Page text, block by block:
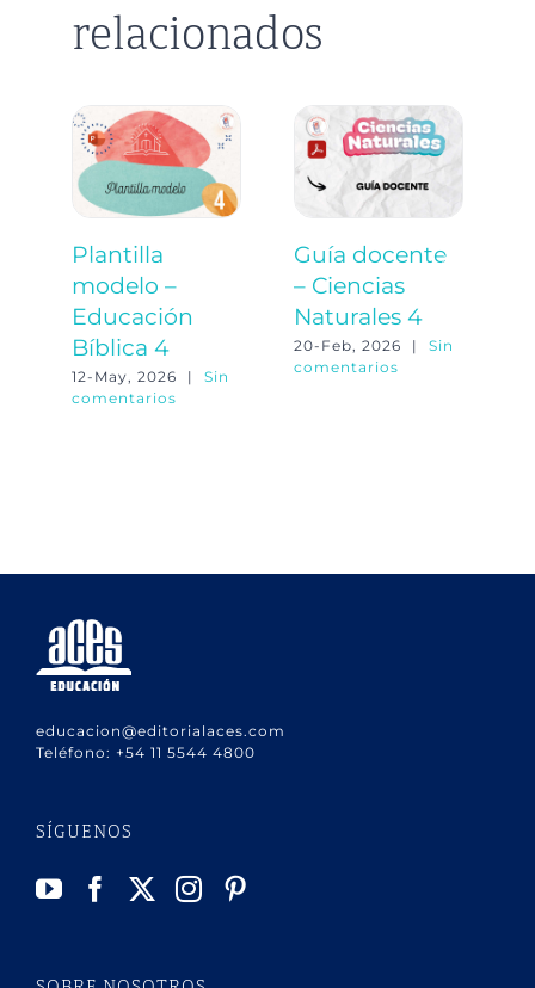
relacionados
Plantilla
modelo –
Educación
Bíblica 4
12-May, 2026 |
Sin
comentarios
Guía docente
– Ciencias
Naturales 4
20-Feb, 2026 |
Sin
comentarios
educacion@editorialaces.com
Teléfono: +54 11 5544 4800
SÍGUENOS